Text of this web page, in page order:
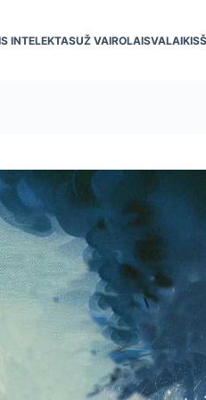
INTELEKTASUŽ VAIROLAISVALAIKIS